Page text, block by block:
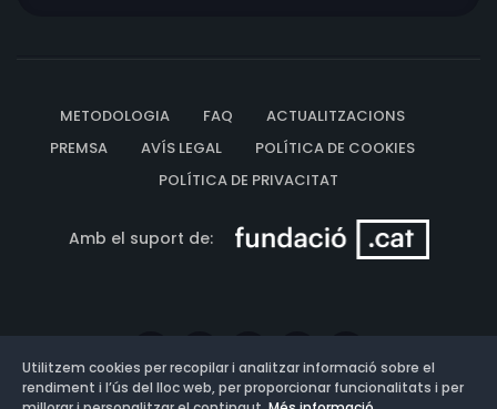
METODOLOGIA FAQ
ACTUALITZACIONS
PREMSA
AVÍS LEGAL
POLÍTICA DE COOKIES
POLÍTICA DE PRIVACITAT
Amb el suport de:
Utilitzem cookies per recopilar i analitzar informació sobre el
rendiment i l’ús del lloc web, per proporcionar funcionalitats i per